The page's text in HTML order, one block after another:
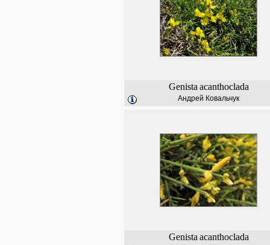
Genista acanthoclada
Андрей Ковальчук
Genista acanthoclada